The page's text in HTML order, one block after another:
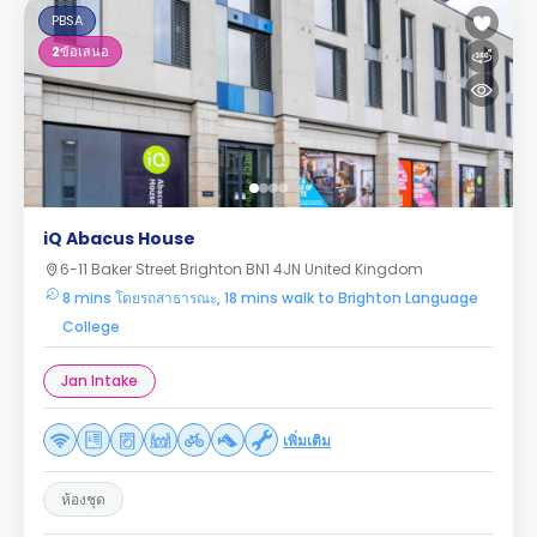
PBSA
2ข้อเสนอ
iQ Abacus House
6-11 Baker Street Brighton BN1 4JN United Kingdom
8 mins โดยรถสาธารณะ, 18 mins walk to Brighton Language
College
Jan Intake
เพิ่มเติม
ห้องชุด